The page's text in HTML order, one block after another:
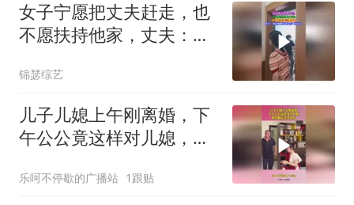
女子宁愿把丈夫赶走，也
不愿扶持他家，丈夫：真
锦瑟综艺
儿子儿媳上午刚离婚，下
午公公竟这样对儿媳，爱
乐呵不停歇的广播站 1跟贴